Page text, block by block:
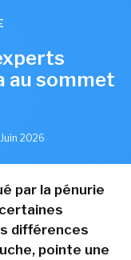
au sommet
2026
par la pénurie
différences
pointe une